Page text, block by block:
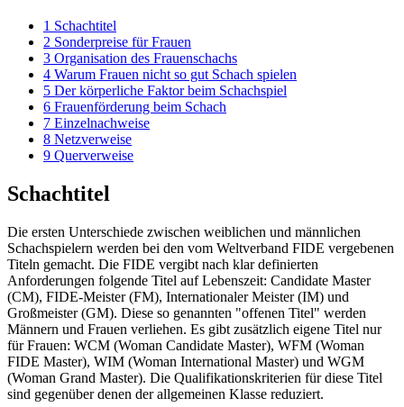
1 Schachtitel
2 Sonderpreise für Frauen
3 Organisation des Frauenschachs
4 Warum Frauen nicht so gut Schach spielen
5 Der körperliche Faktor beim Schachspiel
6 Frauenförderung beim Schach
7 Einzelnachweise
8 Netzverweise
9 Querverweise
Schachtitel
Die ersten Unterschiede zwischen weiblichen und männlichen
Schachspielern werden bei den vom Weltverband FIDE vergebenen
Titeln gemacht. Die FIDE vergibt nach klar definierten
Anforderungen folgende Titel auf Lebenszeit: Candidate Master
(CM), FIDE-Meister (FM), Internationaler Meister (IM) und
Großmeister (GM). Diese so genannten "offenen Titel" werden
Männern und Frauen verliehen. Es gibt zusätzlich eigene Titel nur
für Frauen: WCM (Woman Candidate Master), WFM (Woman
FIDE Master), WIM (Woman International Master) und WGM
(Woman Grand Master). Die Qualifikations­kriterien für diese Titel
sind gegenüber denen der allgemeinen Klasse reduziert.